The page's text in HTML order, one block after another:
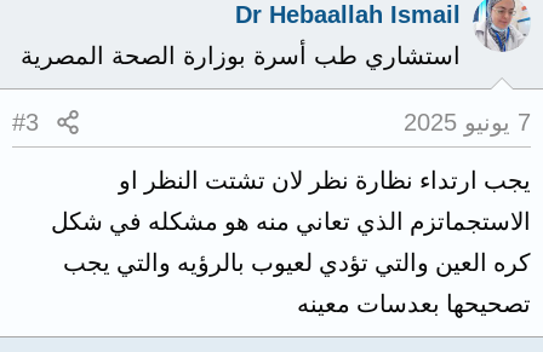
Dr Hebaallah Ismail
استشاري طب أسرة بوزارة الصحة المصرية
7 يونيو 2025 #3
يجب ارتداء نظارة نظر لان تشتت النظر او
الاستجماتزم الذي تعاني منه هو مشكله في شكل
كره العين والتي تؤدي لعيوب بالرؤيه والتي يجب
تصحيحها بعدسات معينه